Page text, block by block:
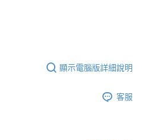
顯示電腦版詳細說明
客服